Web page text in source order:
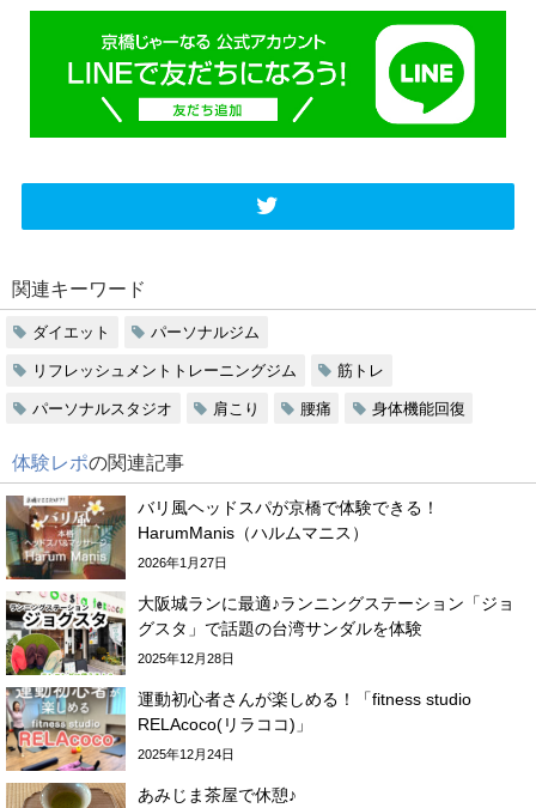
関連キーワード
ダイエット パーソナルジム
リフレッシュメントトレーニングジム 筋トレ
パーソナルスタジオ 肩こり 腰痛 身体機能回復
体験レポの関連記事
バリ風ヘッドスパが京橋で体験できる！
HarumManis（ハルムマニス）
2026年1月27日
大阪城ランに最適♪ランニングステーション「ジョ
グスタ」で話題の台湾サンダルを体験
2025年12月28日
運動初心者さんが楽しめる！「fitness studio
RELAcoco(リラココ)」
2025年12月24日
あみじま茶屋で休憩♪